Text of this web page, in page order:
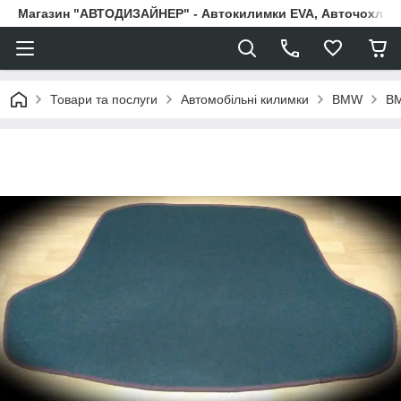
Магазин "АВТОДИЗАЙНЕР" - Автокилимки EVA, Авточохли,
Товари та послуги Автомобільні килимки BMW